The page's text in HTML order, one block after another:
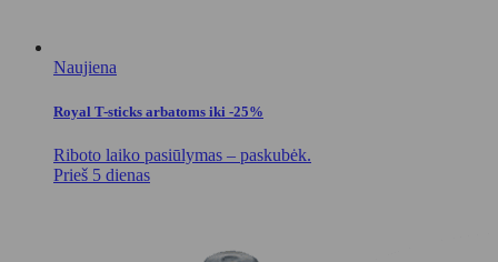
Naujiena
Royal T-sticks arbatoms iki -25%
Riboto laiko pasiūlymas – paskubėk.
Prieš 5 dienas